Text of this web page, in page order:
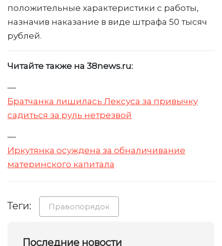
положительные характеристики с работы,
назначив наказание в виде штрафа 50 тысяч
рублей.
Читайте также на 38news.ru:
—
Братчанка лишилась Лексуса за привычку
садиться за руль нетрезвой
—
Иркутянка осуждена за обналичивание
материнского капитала
Теги: Правопорядок
Последние новости